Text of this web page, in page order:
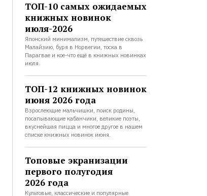
ТОП-10 самых ожидаемых
книжных новинок
июля-2026
Японский минимализм, путешествие сквозь
Малайзию, буря в Норвегии, тоска в
Парагвае и кое-что ещё в книжных новинках
июля.
ТОП-12 книжных новинок
июня 2026 года
Взрослеющие мальчишки, поиск родины,
посапывающие кабанчики, великие поэты,
вкуснейшая пицца и многое другое в нашем
списке книжных новинок июня.
Топовые экранизации
первого полугодия
2026 года
Культовые, классические и популярные